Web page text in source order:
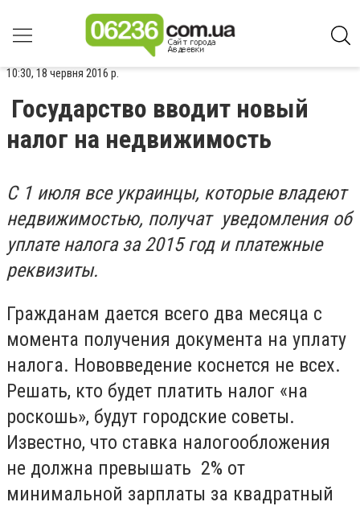
10:30, 18 червня 2016 р.
Государство вводит новый
налог на недвижимость
С 1 июля все украинцы, которые владеют
недвижимостью, получат уведомления об
уплате налога за 2015 год и платежные
реквизиты.
Гражданам дается всего два месяца с
момента получения документа на уплату
налога. Нововведение коснется не всех.
Решать, кто будет платить налог «на
роскошь», будут городские советы.
Известно, что ставка налогообложения
не должна превышать 2% от
минимальной зарплаты за квадратный